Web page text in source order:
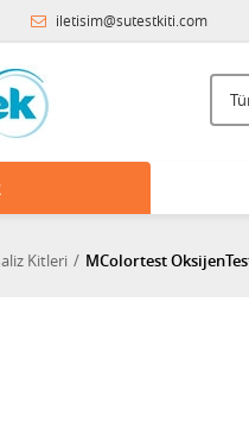
iletisim@sutestkiti.com
Kitleri MColortest